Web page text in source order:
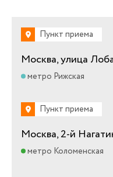
Пункт приема
Москва, улица
метро Рижская
Пункт приема
Москва, 2-й
метро Коломенская